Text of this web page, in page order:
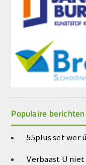
Populaire berichten
55plus set wer
Verbaast U